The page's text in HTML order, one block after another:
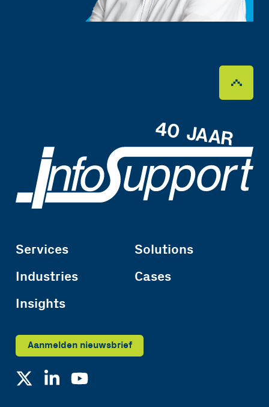
Services
Solutions
Industries
Cases
Insights
Aanmelden nieuwsbrief